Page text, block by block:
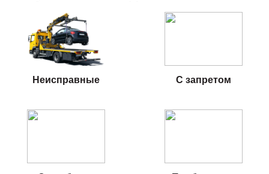
Неисправные С запретом